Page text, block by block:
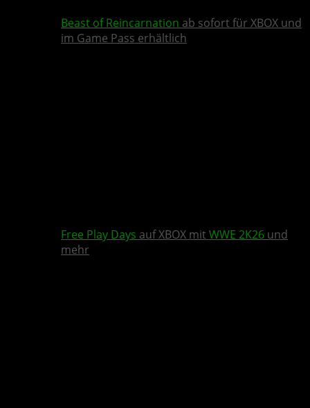
Beast of Reincarnation ab sofort für XBOX und
im Game Pass erhältlich
Free Play Days auf XBOX mit WWE 2K26 und
mehr